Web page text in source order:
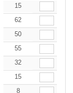
17.66€
15
17.66€
62
17.66€
50
17.66€
55
17.66€
32
17.66€
15
17.66
8